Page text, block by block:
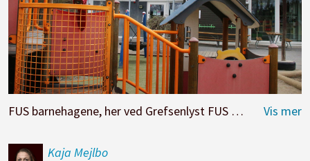
FUS barnehagene, her ved Grefsenlyst FUS barnehage i Oslo, blir en del av NHO Geneo.
Kaja Mejlbo